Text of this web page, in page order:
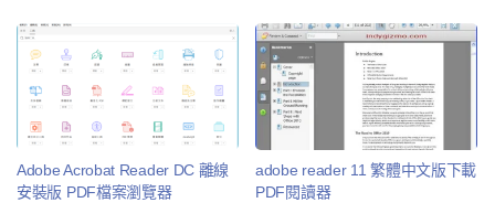
Adobe Acrobat Reader DC 離線
安裝版 PDF檔案瀏覽器
adobe reader 11 繁體中文版下載
PDF閱讀器